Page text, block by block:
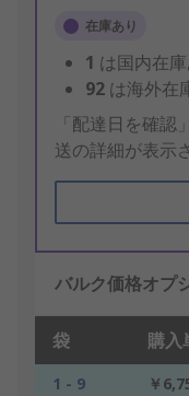
在庫あり
1 は国内在庫
92 は海外在
「配達日を確
送の詳細が表示
バルク価格オプ
袋 購入
1 - 9 ￥